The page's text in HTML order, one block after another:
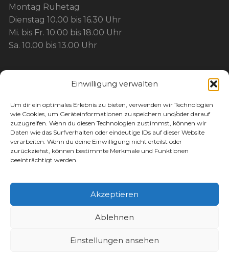
Einwilligung verwalten
Um dir ein optimales Erlebnis zu bieten, verwenden wir Technologien
wie Cookies, um Geräteinformationen zu speichern und/oder darauf
zuzugreifen. Wenn du diesen Technologien zustimmst, können wir
Daten wie das Surfverhalten oder eindeutige IDs auf dieser Website
verarbeiten. Wenn du deine Einwilligung nicht erteilst oder
zurückziehst, können bestimmte Merkmale und Funktionen
beeinträchtigt werden.
Akzeptieren
Ablehnen
Einstellungen ansehen
Montag Ruhetag
Dienstag 10.00 bis 16.30 Uhr
Mi. bis Fr. 10.00 bis 18.00 Uhr
Sa. 10.00 bis 13.00 Uhr
Barzahlung
Kartenzahlung / EC / Kreditkarte / Mobil
Paypal
Maingutschein
Werbegemeinschaft-Gutschein
Copyright © 2026, Ricky's Sport Treff -